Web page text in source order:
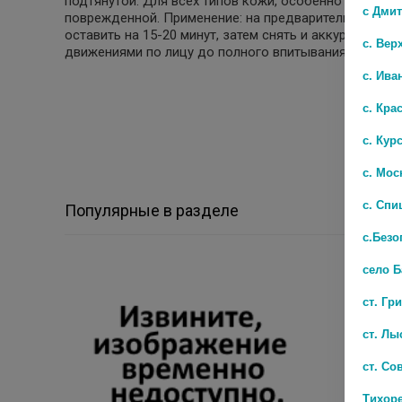
поврежденной. Применение: на предварительно
оставить на 15-20 минут, затем снять и аккуратно
движениями по лицу до полного впитывания.
Популярные в разделе
с
с.
с.
с.
с.
с.
с.
село
ст.
ст.
ст.